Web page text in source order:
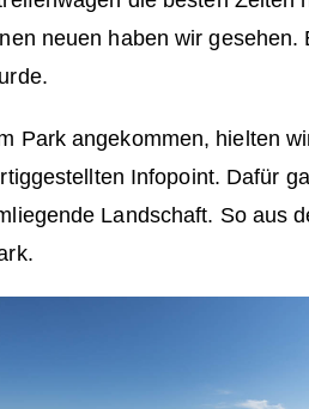
neuen haben wir
Park angekommen, hielten
Infopoint. Dafür
Landschaft. So aus